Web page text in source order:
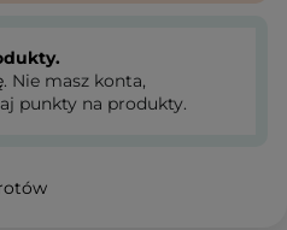
. Nie masz konta,
punkty na produkty.